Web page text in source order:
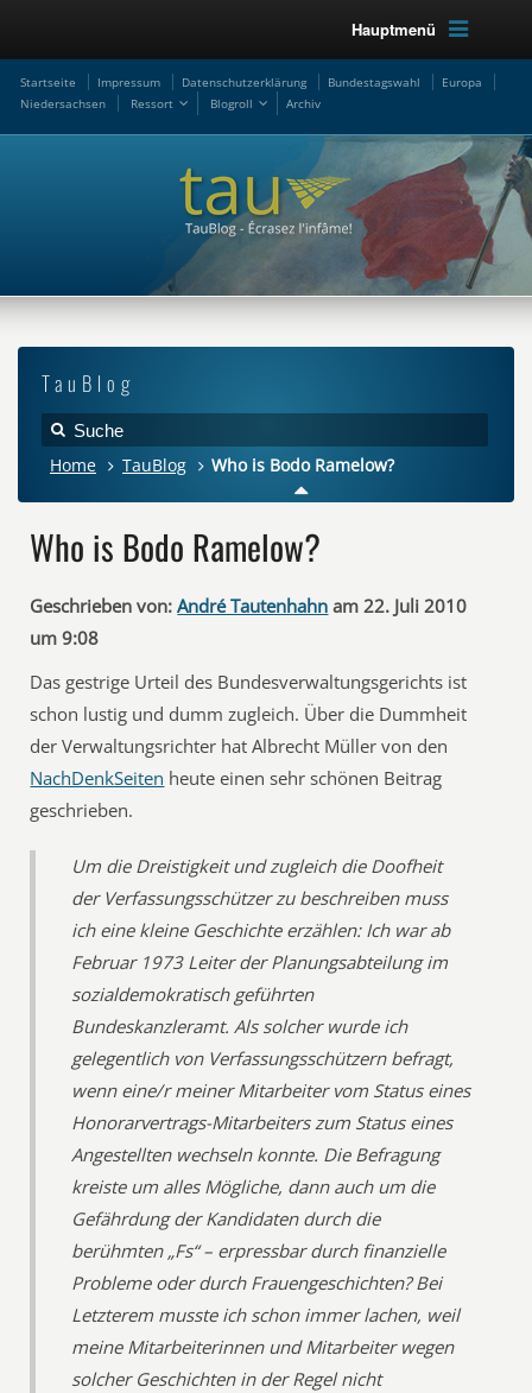
Hauptmenü
Startseite Impressum Datenschutzerklärung Bundestagswahl
Europa
Niedersachsen
Ressort Blogroll Archiv
TauBlog
Home TauBlog Who is Bodo Ramelow?
Who is Bodo Ramelow?
Geschrieben von: André Tautenhahn am 22. Juli 2010
um 9:08
Das gestrige Urteil des Bundesverwaltungsgerichts ist
schon lustig und dumm zugleich. Über die Dummheit
der Verwaltungsrichter hat Albrecht Müller von den
NachDenkSeiten heute einen sehr schönen Beitrag
geschrieben.
Um die Dreistigkeit und zugleich die Doofheit
der Verfassungsschützer zu beschreiben muss
ich eine kleine Geschichte erzählen: Ich war ab
Februar 1973 Leiter der Planungsabteilung im
sozialdemokratisch geführten
Bundeskanzleramt. Als solcher wurde ich
gelegentlich von Verfassungsschützern befragt,
wenn eine/r meiner Mitarbeiter vom Status eines
Honorarvertrags-Mitarbeiters zum Status eines
Angestellten wechseln konnte. Die Befragung
kreiste um alles Mögliche, dann auch um die
Gefährdung der Kandidaten durch die
berühmten „Fs“ – erpressbar durch finanzielle
Probleme oder durch Frauengeschichten? Bei
Letzterem musste ich schon immer lachen, weil
meine Mitarbeiterinnen und Mitarbeiter wegen
solcher Geschichten in der Regel nicht